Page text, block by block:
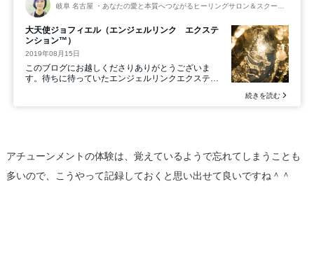
アチューンメントの体験は、覚えているようで忘れてしまうことも
多いので、こうやって記録しておくと思い出せて良いですね＾＾